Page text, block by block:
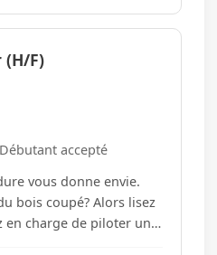
...
F)
Débutant accepté
vous donne envie.
Alors lisez
en charge de piloter une